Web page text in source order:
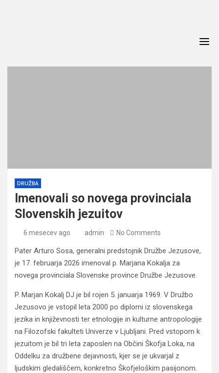
DRUŽBA
Imenovali so novega provinciala
Slovenskih jezuitov
6 mesecev ago admin No Comments
Pater Arturo Sosa, generalni predstojnik Družbe Jezusove,
je 17. februarja 2026 imenoval p. Marjana Kokalja za
novega provinciala Slovenske province Družbe Jezusove.
P. Marjan Kokalj DJ je bil rojen 5. januarja 1969. V Družbo
Jezusovo je vstopil leta 2000 po diplomi iz slovenskega
jezika in književnosti ter etnologije in kulturne antropologije
na Filozofski fakulteti Univerze v Ljubljani. Pred vstopom k
jezuitom je bil tri leta zaposlen na Občini Škofja Loka, na
Oddelku za družbene dejavnosti, kjer se je ukvarjal z
ljudskim gledališčem, konkretno Škofjeloškim pasijonom.